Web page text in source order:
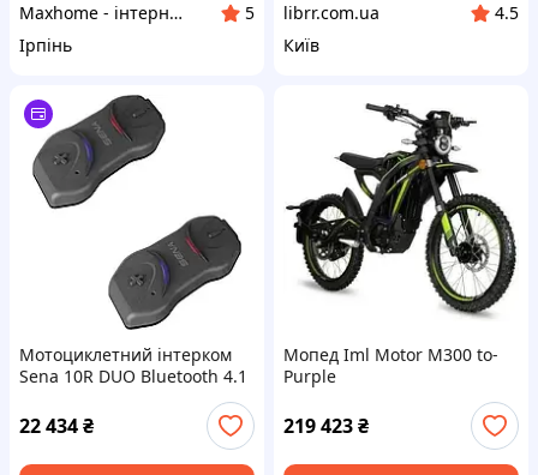
Maxhome - інтернет магазин
5
Ірпінь
librr.com.ua
4.5
Київ
Мотоциклетний інтерком
Sena 10R DUO Bluetooth 4.1
22 434₴
Мопед Iml Motor M300 to-
Purple
219 423₴